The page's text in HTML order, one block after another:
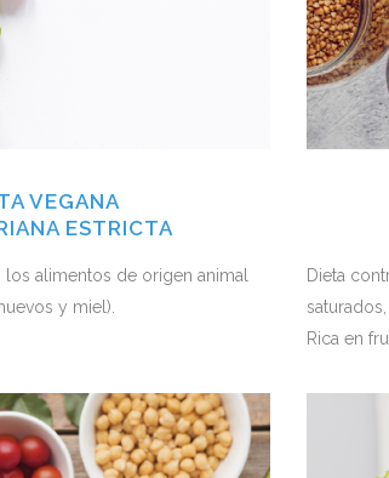
VEGANA
ESTRICTA
alimentos de origen animal
y miel).
Dieta
Rica en